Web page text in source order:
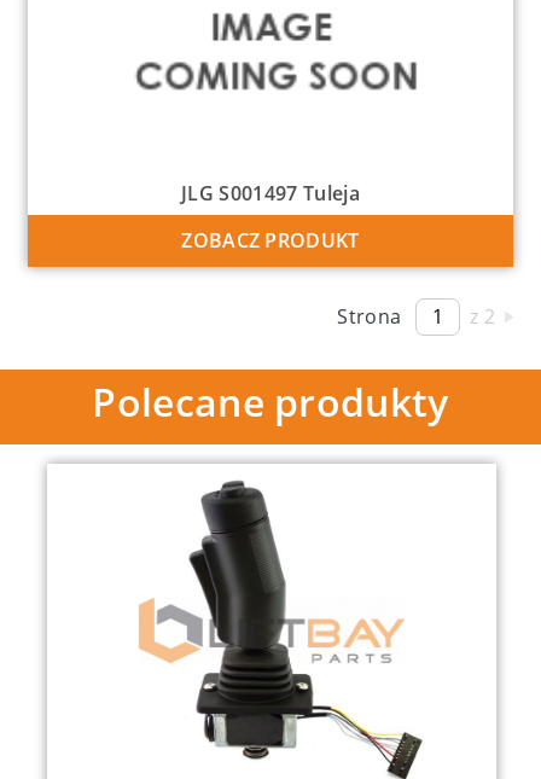
JLG S001497 Tuleja
ZOBACZ PRODUKT
Strona z 2
Polecane produkty